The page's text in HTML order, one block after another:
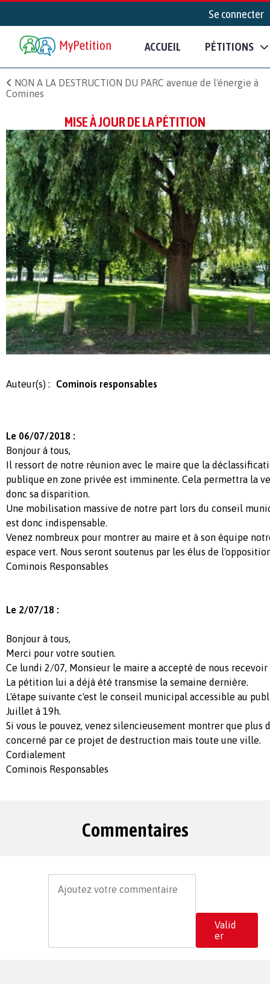
Se connecter
ACCUEIL PÉTITIONS
NON A LA DESTRUCTION DU PARC avenue de l'énergie à
Comines
MISE À JOUR DE LA PÉTITION
Auteur(s) : Cominois responsables
Le 06/07/2018 :
Bonjour à tous,
Il ressort de notre réunion avec le maire que la
publique en zone privée est imminente. Cela permettra la
donc sa disparition.
Une mobilisation massive de notre part lors du conseil
est donc indispensable.
Venez nombreux pour montrer au maire et à son équipe
espace vert. Nous seront soutenus par les élus de
Cominois Responsables
Le 2/07/18 :
Bonjour à tous,
Merci pour votre soutien.
Ce lundi 2/07, Monsieur le maire a accepté de nous
La pétition lui a déjà été transmise la semaine dernière.
L'étape suivante c'est le conseil municipal accessible au
Juillet à 19h.
Si vous le pouvez, venez silencieusement montrer que plus
concerné par ce projet de destruction mais toute une ville.
Cordialement
Cominois Responsables
Commentaires
Valid
er